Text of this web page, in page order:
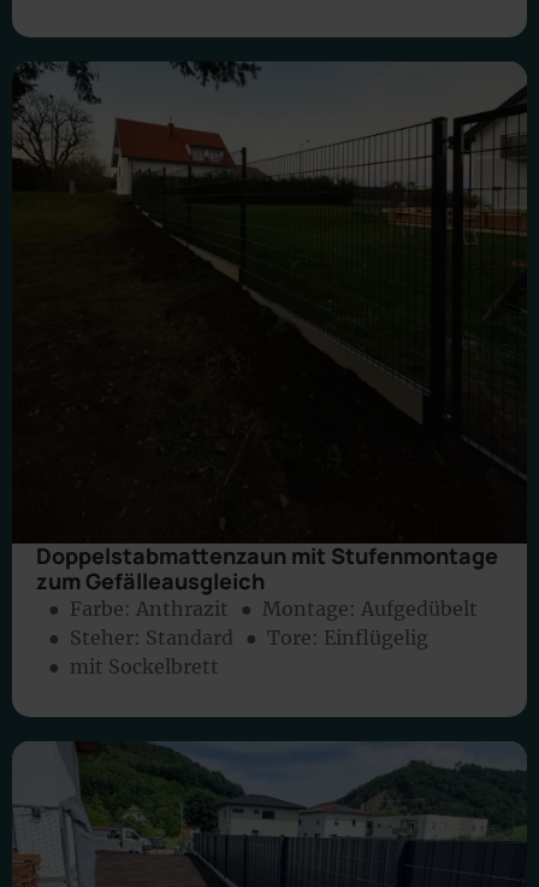
Doppelstabmattenzaun mit Stufenmontage
zum Gefälleausgleich
● Farbe: Anthrazit ● Montage: Aufgedübelt
● Steher: Standard
● Tore: Einflügelig
● mit Sockelbrett